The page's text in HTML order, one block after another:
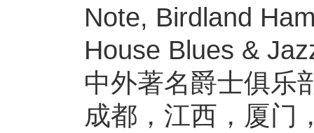
Note, Birdland
House Blues &
中外著名爵士俱乐
成都，江西，厦门